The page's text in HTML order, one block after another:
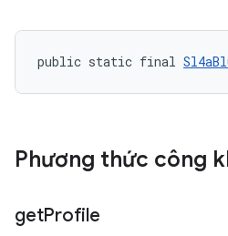
public static final
Phương thức công
getProfile